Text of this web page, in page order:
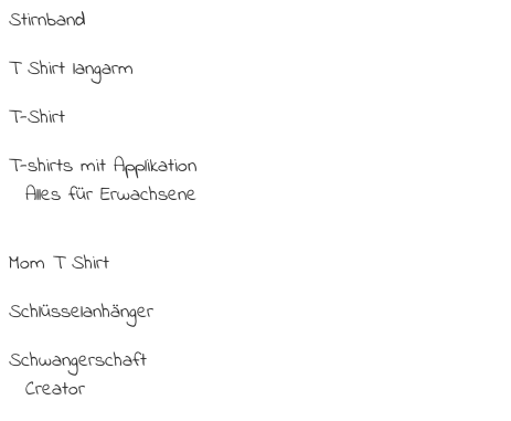
Stirnband
T Shirt langarm
T-Shirt
T-shirts mit Applikation
Alles für Erwachsene
Mom T Shirt
Schlüsselanhänger
Schwangerschaft
Creator